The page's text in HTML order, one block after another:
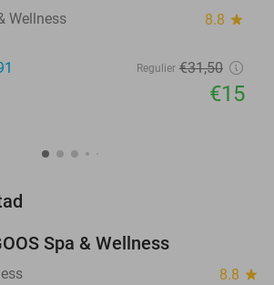
Wellness
8.8 star
Regulier €31,50
€15
Spa & Wellness
8.8 star